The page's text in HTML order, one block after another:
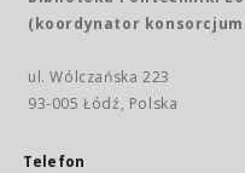
(koordynator konsorcjum
ul. Wólczańska 223
93-005 Łódź, Polska
Telefon